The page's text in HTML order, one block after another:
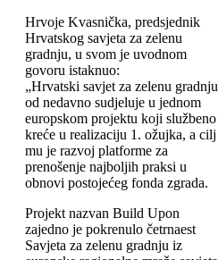
Hrvoje Kvasnička, predsjednik
Hrvatskog savjeta za zelenu
gradnju, u svom je uvodnom
govoru istaknuo:
„Hrvatski savjet za zelenu gradnju
od nedavno sudjeluje u jednom
europskom projektu koji službeno
kreće u realizaciju 1. ožujka, a cilj
mu je razvoj platforme za
prenošenje najboljih praksi u
obnovi postojećeg fonda zgrada.
Projekt nazvan Build Upon
zajedno je pokrenulo četrnaest
Savjeta za zelenu gradnju iz